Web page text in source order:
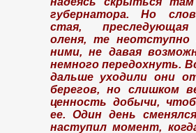
губернатора. Но
стая, преследующая
оленя, те неотступно
ними, не давая
немного передохнуть.
дальше уходили они
берегов, но слишком
ценность добычи,
ее. Один день
наступил момент,